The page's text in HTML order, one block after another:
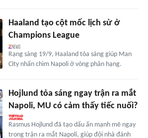
Haaland tạo cột mốc lịch sử ở
Champions League
Rạng sáng 19/9, Haaland tỏa sáng giúp Man
City nhấn chìm Napoli ở vòng phân hạng.
Hojlund tỏa sáng ngay trận ra mắt
Napoli, MU có cảm thấy tiếc nuối?
Rasmus Hojlund đã tạo dấu ấn mạnh mẽ ngay
trong trận ra mắt Napoli, giúp đội nhà đánh